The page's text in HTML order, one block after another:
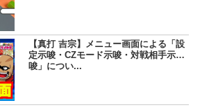
【真打 吉宗】メニュー画面による「設
定示唆・CZモード示唆・対戦相手示
唆」につい...